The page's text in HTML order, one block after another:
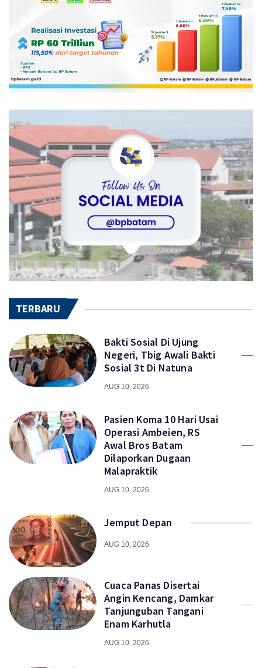
TERBARU
Bakti Sosial Di Ujung
Negeri, Tbig Awali Bakti
Sosial 3t Di Natuna
AUG 10, 2026
Pasien Koma 10 Hari Usai
Operasi Ambeien, RS
Awal Bros Batam
Dilaporkan Dugaan
Malapraktik
AUG 10, 2026
Jemput Depan
AUG 10, 2026
Cuaca Panas Disertai
Angin Kencang, Damkar
Tanjunguban Tangani
Enam Karhutla
AUG 10, 2026